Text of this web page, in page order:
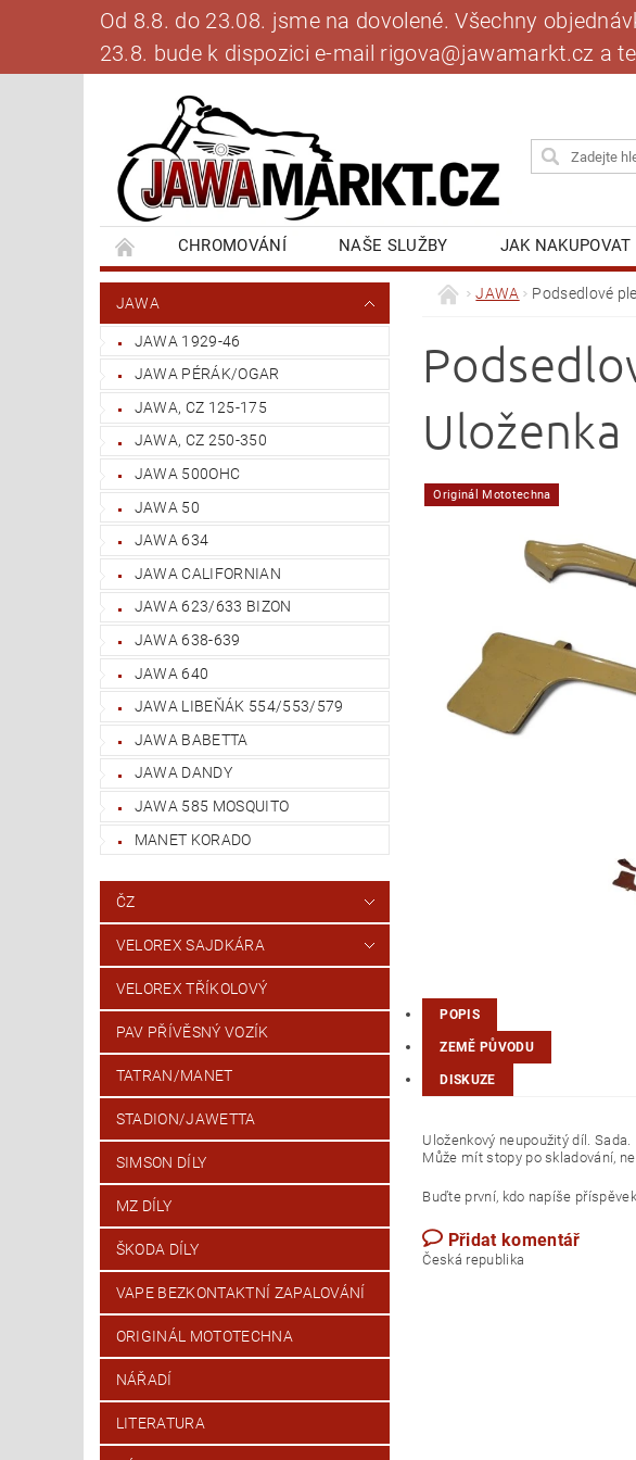
Od 8.8. do 23.08. jsme na dovolené. Všechny
23.8. bude k dispozici e-mail rigova@jawamarkt.cz a
CHROMOVÁNÍ NAŠE SLUŽBY JAK NAKUPOVAT
BANKOVNÍ SPOJENÍ
NAPIŠTE NÁM BLOG
JAWA
JAWA 1929-46
JAWA PÉRÁK/OGAR
JAWA, CZ 125-175
JAWA, CZ 250-350
JAWA 500OHC
JAWA 50
JAWA 634
JAWA CALIFORNIAN
JAWA 623/633 BIZON
JAWA 638-639
JAWA 640
JAWA LIBEŇÁK 554/553/579
JAWA BABETTA
JAWA DANDY
JAWA 585 MOSQUITO
MANET KORADO
ČZ
VELOREX SAJDKÁRA
VELOREX TŘÍKOLOVÝ
PAV PŘÍVĚSNÝ VOZÍK
TATRAN/MANET
STADION/JAWETTA
SIMSON DÍLY
MZ DÍLY
ŠKODA DÍLY
VAPE BEZKONTAKTNÍ ZAPALOVÁNÍ
ORIGINÁL MOTOTECHNA
NÁŘADÍ
LITERATURA
JAWA Podsedlové
Uloženka
Originál Mototechna
POPIS
ZEMĚ PŮVODU
DISKUZE
Uloženkový neupoužitý díl. Sada.
Může mít stopy po skladování,
Buďte první, kdo napíše
Přidat komentář
Česká